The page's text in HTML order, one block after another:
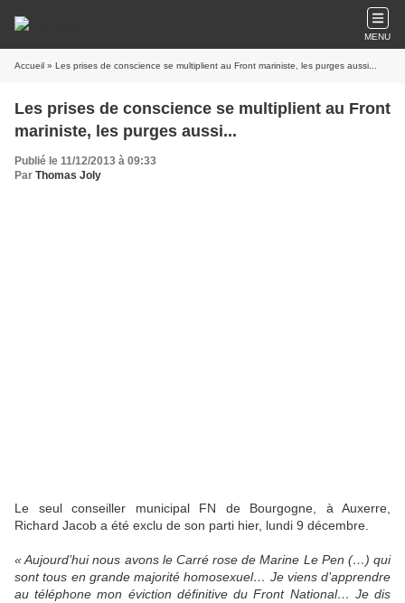
MENU
Accueil » Les prises de conscience se multiplient au Front mariniste, les purges aussi...
Les prises de conscience se multiplient au Front
mariniste, les purges aussi...
Publié le 11/12/2013 à 09:33
Par Thomas Joly
Le seul conseiller municipal FN de Bourgogne, à Auxerre,
Richard Jacob a été exclu de son parti hier, lundi 9 décembre.
« Aujourd’hui nous avons le Carré rose de Marine Le Pen (…) qui
sont tous en grande majorité homosexuel… Je viens d’apprendre
au téléphone mon éviction définitive du Front National… Je dis